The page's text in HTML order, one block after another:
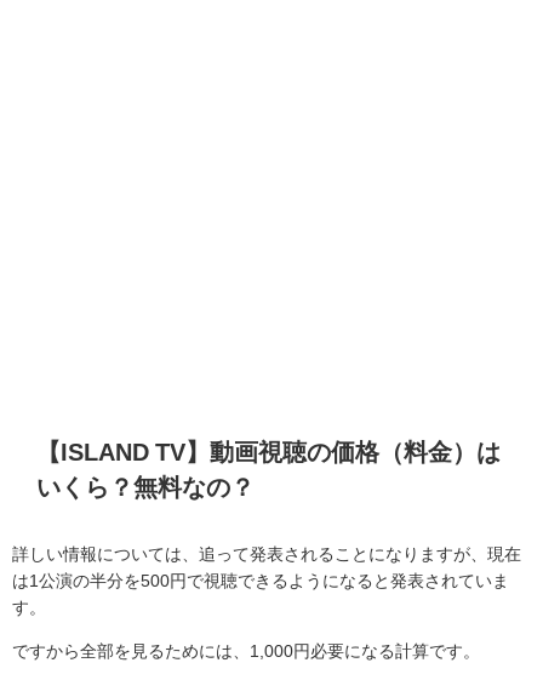
【 ISLAND TV】動画視聴の価格（料金）は
いくら？無料なの？
詳しい情報については、追って発表されることになりますが、現在
は1 公演の半分を500円で視聴できるようになると発表されていま
す。
ですから全部を見るためには、 1,000円必要になる計算です。